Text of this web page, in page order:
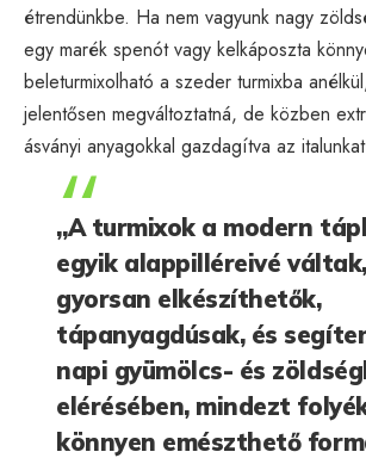
étrendünkbe. Ha nem vagyunk nagy
egy marék spenót vagy kelkáposzta
beleturmixolható a szeder turmixba
jelentősen megváltoztatná, de közben
ásványi anyagokkal gazdagítva az
„A turmixok a modern
egyik alappilléreivé
gyorsan elkészíthetők,
tápanyagdúsak, és
napi gyümölcs- és
elérésében, mindezt
könnyen emészthető